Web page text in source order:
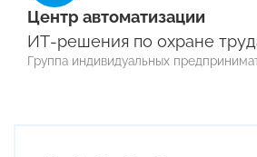
Центр автоматизации
ИТ-решения по охране
Группа индивидуальных